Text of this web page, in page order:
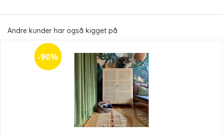
Andre kunder har også kigget på
-90%